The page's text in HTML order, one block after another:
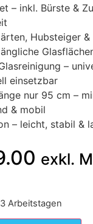
– inkl. Bürste &
Hubsteiger
–
einsetzbar
nur 95 cm –
& mobil
– leicht, stabil &
exkl.
Arbeitstagen